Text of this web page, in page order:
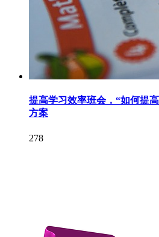
提高学习效率班会，“如何提
方案
278